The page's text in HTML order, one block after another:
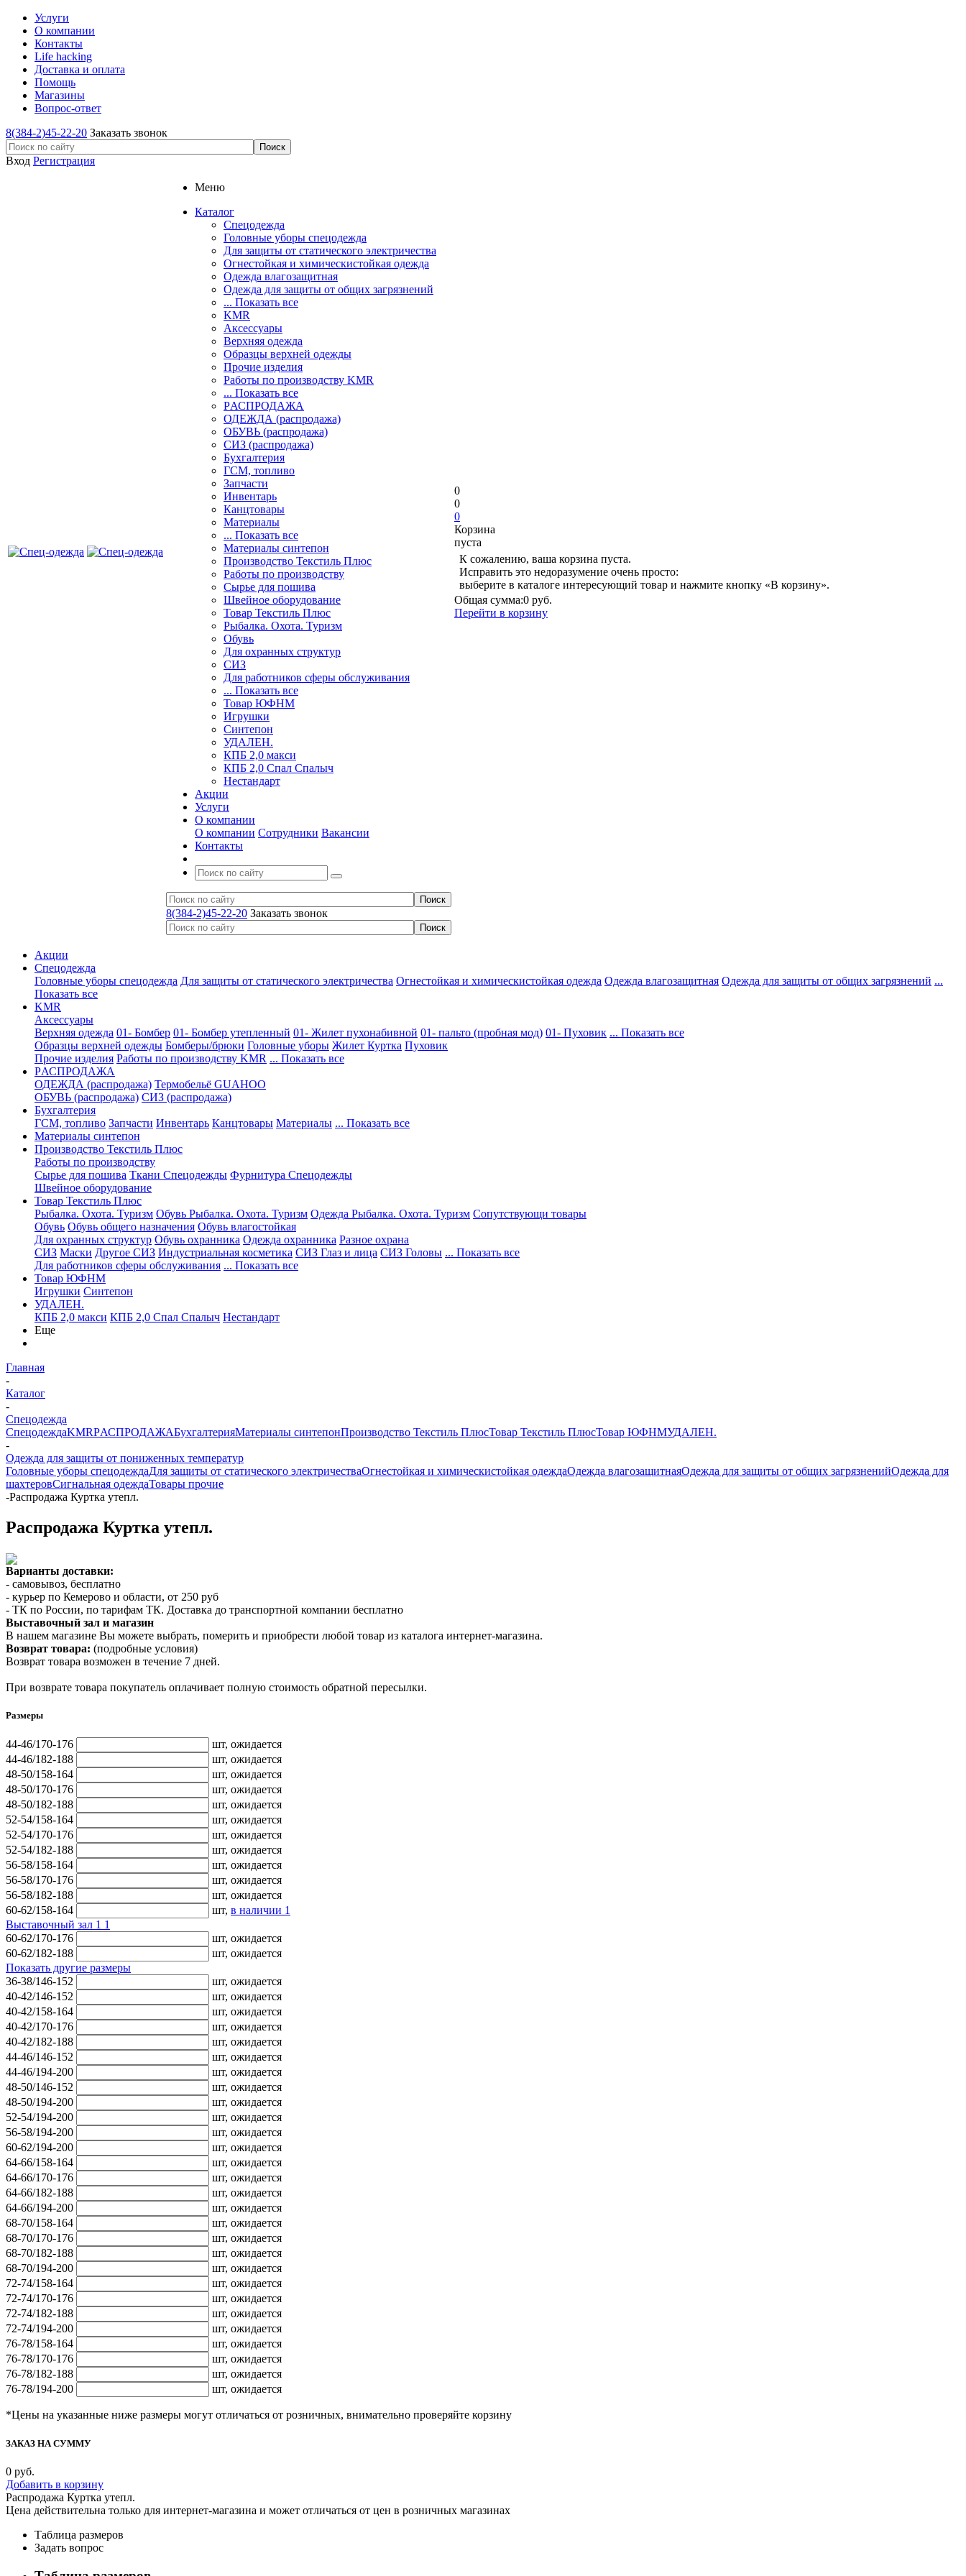
Услуги
О компании
Контакты
Life hacking
Доставка и оплата
Помощь
Магазины
Вопрос-ответ
8(384-2)45-22-20 Заказать звонок
Вход Регистрация
Меню
Каталог
Спецодежда
Головные уборы спецодежда
Для защиты от статического электричества
Огнестойкая и химическистойкая одежда
Одежда влагозащитная
Одежда для защиты от общих загрязнений
... Показать все
KMR
Аксессуары
Верхняя одежда
Образцы верхней одежды
Прочие изделия
Работы по производству KMR
... Показать все
PАСПРОДАЖА
ОДЕЖДА (распродажа)
ОБУВЬ (распродажа)
СИЗ (распродажа)
Бухгалтерия
ГСМ, топливо
Запчасти
Инвентарь
Канцтовары
Материалы
... Показать все
Материалы синтепон
Производство Текстиль Плюс
Работы по производству
Сырье для пошива
Швейное оборудование
Товар Текстиль Плюс
Рыбалка. Охота. Туризм
Обувь
Для охранных структур
СИЗ
Для работников сферы обслуживания
... Показать все
Товар ЮФНМ
Игрушки
Синтепон
УДАЛЕН.
КПБ 2,0 макси
КПБ 2,0 Спал Спалыч
Нестандарт
Акции
Услуги
О компании
О компании Сотрудники Вакансии
Контакты
8(384-2)45-22-20 Заказать звонок
0
0
0
Корзина
пуста
К сожалению, ваша корзина пуста.
Исправить это недоразумение очень просто:
выберите в каталоге интересующий товар и нажмите кнопку «В корзину».
Общая сумма:0 руб.
Перейти в корзину
Акции
Спецодежда
Головные уборы спецодежда Для защиты от статического электричества Огнестойкая и химическистойкая одежда Одежда влагозащитная Одежда для защиты от общих загрязнений ...
Показать все
KMR
Аксессуары
Верхняя одежда 01- Бомбер 01- Бомбер утепленный 01- Жилет пухонабивной 01- пальто (пробная мод) 01- Пуховик ... Показать все
Образцы верхней одежды Бомберы/брюки Головные уборы Жилет Куртка Пуховик
Прочие изделия Работы по производству KMR ... Показать все
PАСПРОДАЖА
ОДЕЖДА (распродажа) Термобельё GUAHOO
ОБУВЬ (распродажа) СИЗ (распродажа)
Бухгалтерия
ГСМ, топливо Запчасти Инвентарь Канцтовары Материалы ... Показать все
Материалы синтепон
Производство Текстиль Плюс
Работы по производству
Сырье для пошива Ткани Спецодежды Фурнитура Спецодежды
Швейное оборудование
Товар Текстиль Плюс
Рыбалка. Охота. Туризм Обувь Рыбалка. Охота. Туризм Одежда Рыбалка. Охота. Туризм Сопутствующи товары
Обувь Обувь общего назначения Обувь влагостойкая
Для охранных структур Обувь охранника Одежда охранника Разное охрана
СИЗ Маски Другое СИЗ Индустриальная косметика СИЗ Глаз и лица СИЗ Головы ... Показать все
Для работников сферы обслуживания ... Показать все
Товар ЮФНМ
Игрушки Синтепон
УДАЛЕН.
КПБ 2,0 макси КПБ 2,0 Спал Спалыч Нестандарт
Еще
Главная
-
Каталог
-
Спецодежда
СпецодеждаKMRPАСПРОДАЖАБухгалтерияМатериалы синтепонПроизводство Текстиль ПлюсТовар Текстиль ПлюсТовар ЮФНМУДАЛЕН.
-
Одежда для защиты от пониженных температур
Головные уборы спецодеждаДля защиты от статического электричестваОгнестойкая и химическистойкая одеждаОдежда влагозащитнаяОдежда для защиты от общих загрязненийОдежда для
шахтеровСигнальная одеждаТовары прочие
-Распродажа Куртка утепл.
Распродажа Куртка утепл.
Варианты доставки:
- самовывоз, бесплатно
- курьер по Кемерово и области, от 250 руб
- ТК по России, по тарифам ТК. Доставка до транспортной компании бесплатно
Выставочный зал и магазин
В нашем магазине Вы можете выбрать, померить и приобрести любой товар из каталога интернет-магазина.
Возврат товара: (подробные условия)
Возврат товара возможен в течение 7 дней.
При возврате товара покупатель оплачивает полную стоимость обратной пересылки.
Размеры
44-46/170-176 шт, ожидается
44-46/182-188
шт, ожидается
48-50/158-164
шт, ожидается
48-50/170-176
шт, ожидается
48-50/182-188
шт, ожидается
52-54/158-164
шт, ожидается
52-54/170-176
шт, ожидается
52-54/182-188
шт, ожидается
56-58/158-164
шт, ожидается
56-58/170-176
шт, ожидается
56-58/182-188
шт, ожидается
60-62/158-164
шт, в наличии 1
Выставочный зал 1 1
60-62/170-176
шт, ожидается
60-62/182-188
шт, ожидается
Показать другие размеры
36-38/146-152
шт, ожидается
40-42/146-152
шт, ожидается
40-42/158-164
шт, ожидается
40-42/170-176
шт, ожидается
40-42/182-188
шт, ожидается
44-46/146-152
шт, ожидается
44-46/194-200
шт, ожидается
48-50/146-152
шт, ожидается
48-50/194-200
шт, ожидается
52-54/194-200
шт, ожидается
56-58/194-200
шт, ожидается
60-62/194-200
шт, ожидается
64-66/158-164
шт, ожидается
64-66/170-176
шт, ожидается
64-66/182-188
шт, ожидается
64-66/194-200
шт, ожидается
68-70/158-164
шт, ожидается
68-70/170-176
шт, ожидается
68-70/182-188
шт, ожидается
68-70/194-200
шт, ожидается
72-74/158-164
шт, ожидается
72-74/170-176
шт, ожидается
72-74/182-188
шт, ожидается
72-74/194-200
шт, ожидается
76-78/158-164
шт, ожидается
76-78/170-176
шт, ожидается
76-78/182-188
шт, ожидается
76-78/194-200
шт, ожидается
*Цены на указанные ниже размеры могут отличаться от розничных, внимательно проверяйте корзину
ЗАКАЗ НА СУММУ
0 руб.
Добавить в корзину
Распродажа Куртка утепл.
Цена действительна только для интернет-магазина и может отличаться от цен в розничных магазинах
Таблица размеров
Задать вопрос